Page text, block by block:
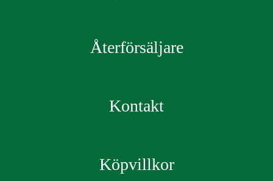
Återförsäljare
Kontakt
Köpvillkor